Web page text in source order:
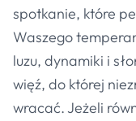
spotkanie, które
Waszego
luzu, dynamiki i
więź, do której
wracać. Jeżeli